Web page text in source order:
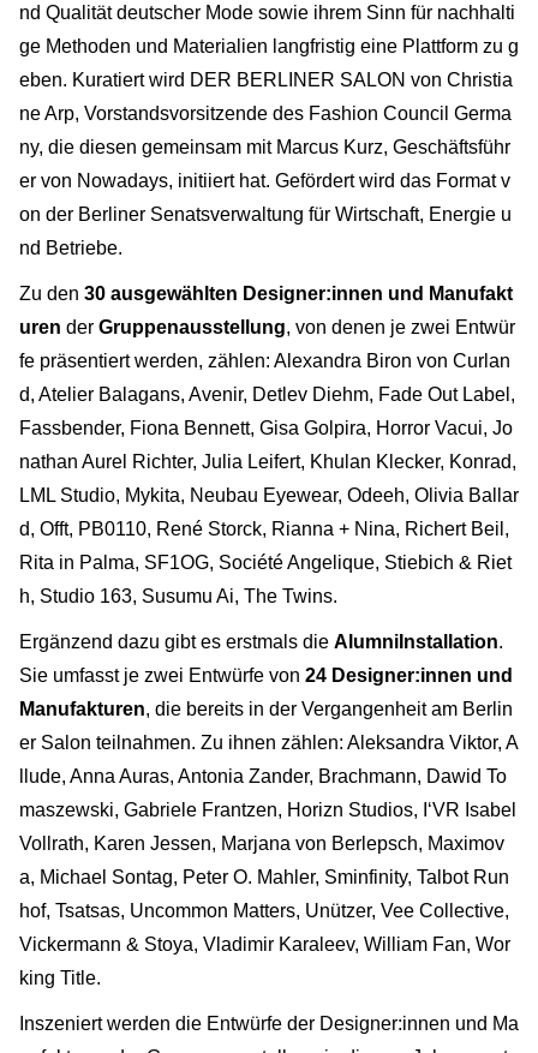
nd Qualität deutscher Mode sowie ihrem Sinn für nachhalti
ge Methoden und Materialien langfristig eine Plattform zu g
eben. Kuratiert wird DER BERLINER SALON von Christia
ne Arp, Vorstandsvorsitzende des Fashion Council Germa
ny, die diesen gemeinsam mit Marcus Kurz, Geschäftsführ
er von Nowadays, initiiert hat. Gefördert wird das Format v
on der Berliner Senatsverwaltung für Wirtschaft, Energie u
nd Betriebe.
Zu den 30 ausgewählten Designer:innen und Manufakt
uren der Gruppenausstellung, von denen je zwei Entwür
fe präsentiert werden, zählen: Alexandra Biron von Curlan
d, Atelier Balagans, Avenir, Detlev Diehm, Fade Out Label,
Fassbender, Fiona Bennett, Gisa Golpira, Horror Vacui, Jo
nathan Aurel Richter, Julia Leifert, Khulan Klecker, Konrad,
LML Studio, Mykita, Neubau Eyewear, Odeeh, Olivia Ballar
d, Offt, PB0110, René Storck, Rianna + Nina, Richert Beil,
Rita in Palma, SF1OG, Société Angelique, Stiebich & Riet
h, Studio 163, Susumu Ai, The Twins.
Ergänzend dazu gibt es erstmals die Alumni Installation.
Sie umfasst je zwei Entwürfe von 24 Designer:innen und
Manufakturen, die bereits in der Vergangenheit am Berlin
er Salon teilnahmen. Zu ihnen zählen: Aleksandra Viktor, A
llude, Anna Auras, Antonia Zander, Brachmann, Dawid To
maszewski, Gabriele Frantzen, Horizn Studios, I‘VR Isabel
Vollrath, Karen Jessen, Marjana von Berlepsch, Maximov
a, Michael Sontag, Peter O. Mahler, Sminfinity, Talbot Run
hof, Tsatsas, Uncommon Matters, Unützer, Vee Collective,
Vickermann & Stoya, Vladimir Karaleev, William Fan, Wor
king Title.
Inszeniert werden die Entwürfe der Designer:innen und Ma